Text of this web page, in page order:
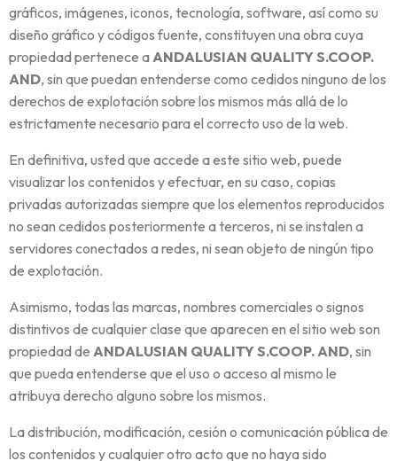
gráficos, imágenes, iconos, tecnología, software, así como su
diseño gráfico y códigos fuente, constituyen una obra cuya
propiedad pertenece aANDALUSIAN QUALITY S.COOP.
AND, sin que puedan entenderse como cedidos ninguno de los
derechos de explotación sobre los mismos más allá de lo
estrictamente necesario para el correcto uso de la web.
En definitiva, usted que accede a este sitio web, puede
visualizar los contenidos y efectuar, en su caso, copias
privadas autorizadas siempre que los elementos reproducidos
no sean cedidos posteriormente a terceros, ni se instalen a
servidores conectados a redes, ni sean objeto de ningún tipo
de explotación.
Asimismo, todas las marcas, nombres comerciales o signos
distintivos de cualquier clase que aparecen en el sitio web son
propiedad de ANDALUSIAN QUALITY S.COOP. AND, sin
que pueda entenderse que el uso o acceso al mismo le
atribuya derecho alguno sobre los mismos.
La distribución, modificación, cesión o comunicación pública de
los contenidos y cualquier otro acto que no haya sido